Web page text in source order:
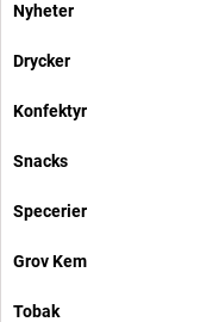
Nyheter
Drycker
Konfektyr
Snacks
Specerier
Grov Kem
Tobak